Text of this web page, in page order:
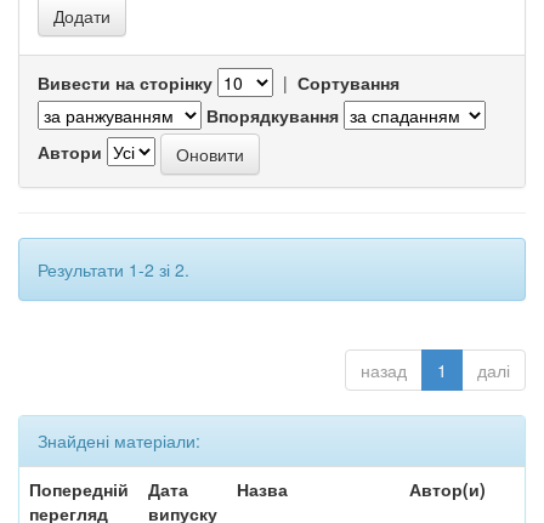
Вивести на сторінку | Сортування
Впорядкування
Автори
Результати 1-2 зі 2.
назад 1 далі
Знайдені матеріали:
Попередній
перегляд
Дата
випуску
Назва Автор(и)